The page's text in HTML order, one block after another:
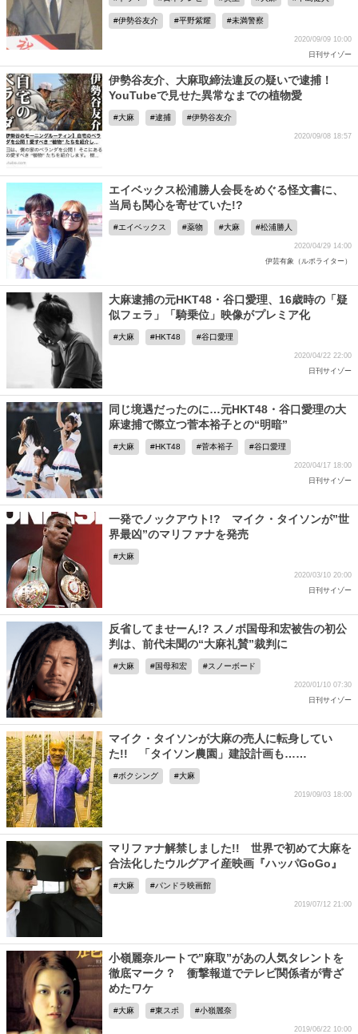
伊勢谷友介 平野紫耀 未満警察
2020/09/09 10:00
日刊サイゾー
伊勢谷友介、大麻取締法違反の疑いで逮捕！
YouTubeで見せた異常なまでの植物愛
大麻 逮捕 伊勢谷友介
2020/09/08 18:57
エイベックス松浦勝人会長をめぐる怪文書に、
当局も関心を寄せていた!?
エイベックス 薬物 大麻 松浦勝人
2020/04/29 14:00
伊芸有象（ルポライター）
大麻逮捕の元HKT48・谷口愛理、16歳時の「疑
似フェラ」「騎乗位」映像がプレミア化
大麻 HKT48 谷口愛理
2020/04/22 22:00
日刊サイゾー
同じ境遇だったのに…元HKT48・谷口愛理の大
麻逮捕で際立つ菅本裕子との“明暗”
大麻 HKT48 菅本裕子 谷口愛理
2020/04/17 18:00
日刊サイゾー
一発でノックアウト!? マイク・タイソンが”世
界最凶”のマリファナを発売
大麻
2020/03/10 20:00
日刊サイゾー
反省してませーん!? スノボ国母和宏被告の初公
判は、前代未聞の“大麻礼賛”裁判に
大麻 国母和宏 スノーボード
2020/01/10 07:30
日刊サイゾー
マイク・タイソンが大麻の売人に転身してい
た!! 「タイソン農園」建設計画も……
ボクシング 大麻
2019/09/03 18:00
マリファナ解禁しました!! 世界で初めて大麻を
合法化したウルグアイ産映画『ハッパGoGo』
大麻 パンドラ映画館
2019/07/12 21:00
小嶺麗奈ルートで”麻取”があの人気タレントを
徹底マーク？ 衝撃報道でテレビ関係者が青ざ
めたワケ
大麻 東スポ 小嶺麗奈
2019/06/22 10:00